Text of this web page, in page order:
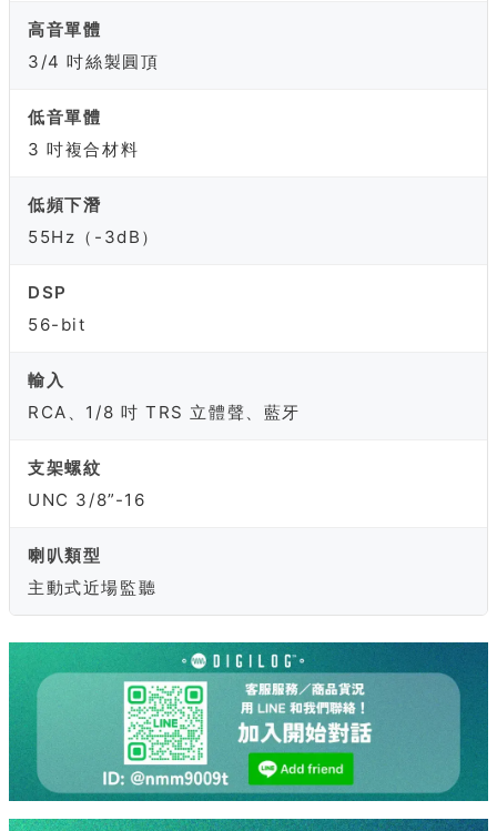
高音單體
3/4 吋絲製圓頂
低音單體
3 吋複合材料
低頻下潛
55Hz（-3dB）
DSP
56-bit
輸入
RCA、1/8 吋 TRS 立體聲、藍牙
支架螺紋
UNC 3/8”-16
喇叭類型
主動式近場監聽